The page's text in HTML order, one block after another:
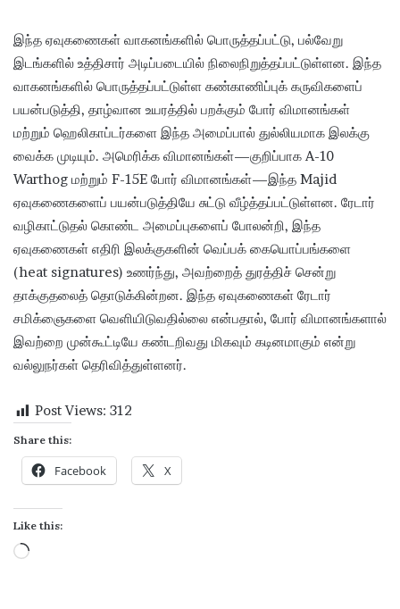
இந்த ஏவுகணைகள் வாகனங்களில் பொருத்தப்பட்டு, பல்வேறு
இடங்களில் உத்திசார் அடிப்படையில் நிலைநிறுத்தப்பட்டுள்ளன. இந்த
வாகனங்களில் பொருத்தப்பட்டுள்ள கண்காணிப்புக் கருவிகளைப்
பயன்படுத்தி, தாழ்வான உயரத்தில் பறக்கும் போர் விமானங்கள்
மற்றும் ஹெலிகாப்டர்களை இந்த அமைப்பால் துல்லியமாக இலக்கு
வைக்க முடியும். அமெரிக்க விமானங்கள்—குறிப்பாக A-10
Warthog மற்றும் F-15E போர் விமானங்கள்—இந்த Majid
ஏவுகணைகளைப் பயன்படுத்தியே சுட்டு வீழ்த்தப்பட்டுள்ளன. ரேடார்
வழிகாட்டுதல் கொண்ட அமைப்புகளைப் போலன்றி, இந்த
ஏவுகணைகள் எதிரி இலக்குகளின் வெப்பக் கையொப்பங்களை
(heat signatures) உணர்ந்து, அவற்றைத் துரத்திச் சென்று
தாக்குதலைத் தொடுக்கின்றன. இந்த ஏவுகணைகள் ரேடார்
சமிக்ஞைகளை வெளியிடுவதில்லை என்பதால், போர் விமானங்களால்
இவற்றை முன்கூட்டியே கண்டறிவது மிகவும் கடினமாகும் என்று
வல்லுநர்கள் தெரிவித்துள்ளனர்.
Post Views: 312
Share this:
Facebook X
Like this: